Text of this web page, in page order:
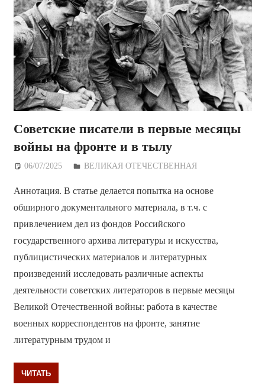
Советские писатели в первые месяцы
войны на фронте и в тылу
06/07/2025 Дежурный по Редакции
ВЕЛИКАЯ ОТЕЧЕСТВЕННАЯ
Аннотация. В статье делается попытка на основе
обширного документального материала, в т.ч. с
привлечением дел из фондов Российского
государственного архива литературы и искусства,
публицистических материалов и литературных
произведений исследовать различные аспекты
деятельности советских литераторов в первые месяцы
Великой Отечественной войны: работа в качестве
военных корреспондентов на фронте, занятие
литературным трудом и
ЧИТАТЬ